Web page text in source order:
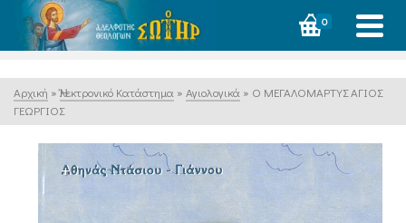
0
Αρχική » Ἠλεκτρονικό Κατάστημα » Αγιολογικά » Ο ΜΕΓΑΛΟΜΑΡΤΥΣ ΑΓΙΟΣ
ΓΕΩΡΓΙΟΣ